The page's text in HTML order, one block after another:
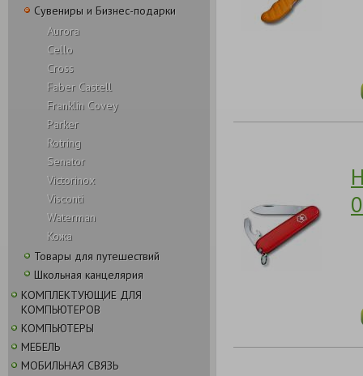
Сувениры и Бизнес-подарки
Aurora
Cello
Cross
Faber Castell
Franklin Covey
Parker
Rotring
Senator
Victorinox
Visconti
Waterman
Кожа
Товары для путешествий
Школьная канцелярия
КОМПЛЕКТУЮЩИЕ ДЛЯ
КОМПЬЮТЕРОВ
КОМПЬЮТЕРЫ
МЕБЕЛЬ
МОБИЛЬНАЯ СВЯЗЬ